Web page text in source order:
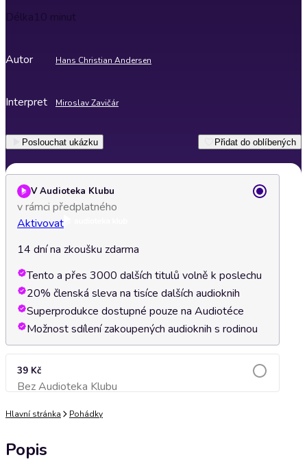
Délka10 minut
Autor Hans Christian Andersen
Interpret Miroslav Zavičár
Poslouchat ukázku Přidat do oblíbených
V Audioteka Klubu
v rámci předplatného
Aktivovat
14 dní na zkoušku zdarma
Tento a přes 3000 dalších titulů volně k poslechu
20% členská sleva na tisíce dalších audioknih
Superprodukce dostupné pouze na Audiotéce
Možnost sdílení zakoupených audioknih s rodinou
39 Kč
Bez Audioteka KlubuPřidat do košíku
Hlavní stránka Pohádky
Popis